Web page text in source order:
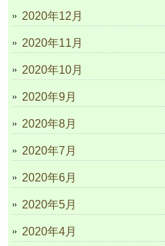
2020年12月
2020年11月
2020年10月
2020年9月
2020年8月
2020年7月
2020年6月
2020年5月
2020年4月